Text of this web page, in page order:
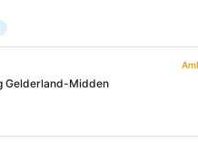
Gelderland-Midden